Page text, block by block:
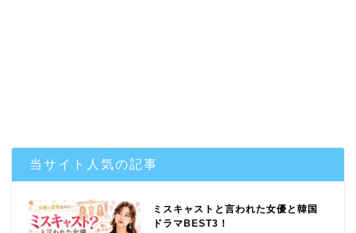
当サイト人気の記事
ミスキャストと言われた女優と韓国
ドラマBEST3！